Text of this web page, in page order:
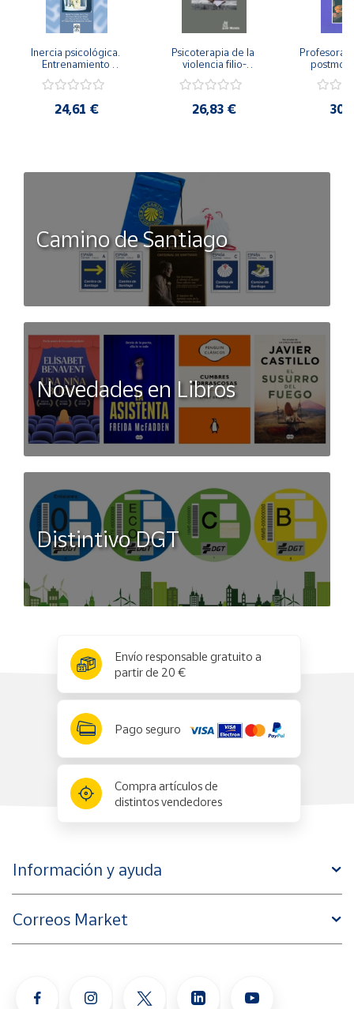
Inercia psicológica.
Entrenamiento
Igualdad de Género.
24,61 €
Psicoterapia de la
violencia filio-
secreto y la
26,83 €
Camino de Santiago
Novedades en Libros
Distintivo DGT
Envío responsable gratuito a
partir de 20 €
Pago seguro
Compra artículos de
distintos vendedores
Información y ayuda
Correos Market